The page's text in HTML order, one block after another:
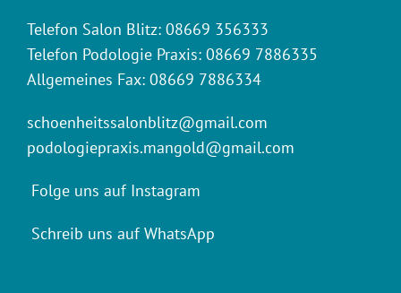
Telefon Salon Blitz: 08669 356333
Telefon Podologie Praxis: 08669 7886335
Allgemeines Fax: 08669 7886334
schoenheitssalonblitz@gmail.com
podologiepraxis.mangold@gmail.com
Folge uns auf Instagram
Schreib uns auf WhatsApp